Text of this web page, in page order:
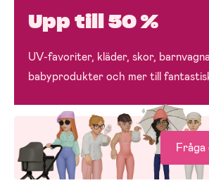
Upp till 50 %
UV-favoriter, kläder, skor,
babyprodukter och mer till